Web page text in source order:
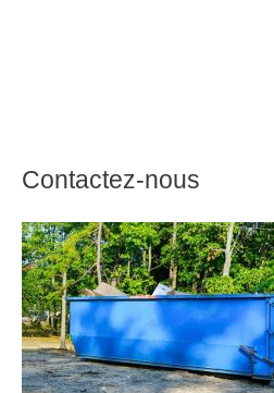
Contactez-nous